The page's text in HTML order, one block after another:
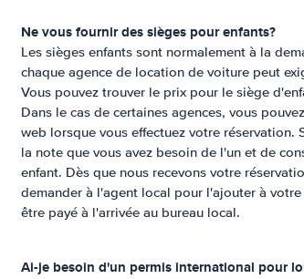
Ne vous fournir des sièges pour enfants?
Les sièges enfants sont normalement à la
chaque agence de location de voiture peut
Vous pouvez trouver le prix pour le siège
Dans le cas de certaines agences, vous
web lorsque vous effectuez votre
la note que vous avez besoin de l'un et de
enfant. Dès que nous recevons votre
demander à l'agent local pour l'ajouter à
être payé à l'arrivée au bureau local.
Ai-je besoin d'un permis international pour